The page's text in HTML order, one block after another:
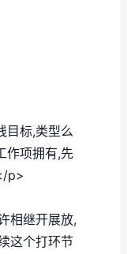
目标,类型么
作项拥有,先
p>
相继开展放,
这个打环节